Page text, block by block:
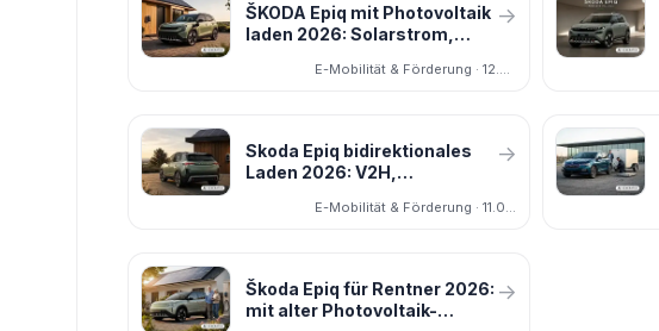
ŠKODA Epiq mit Photovoltaik
laden 2026: Solarstrom,
wirklich spart
→
Skoda Epiq bidirektionales
Laden 2026: V2H,
kostenloses Tanken durchs
→
E-Mobilität & Förderung · 11.05.2026
Škoda Epiq für Rentner 2026:
mit alter Photovoltaik-
→